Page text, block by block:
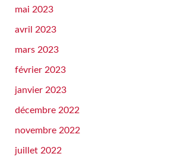
mai 2023
avril 2023
mars 2023
février 2023
janvier 2023
décembre 2022
novembre 2022
juillet 2022